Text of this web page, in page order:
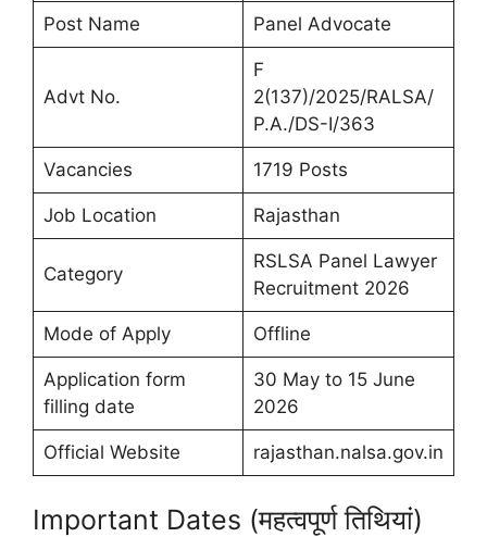
Post Name Panel Advocate
Advt No.
F
2(137)/2025/RALSA/
P.A./DS-I/363
Vacancies 1719 Posts
Job Location Rajasthan
Category
RSLSA Panel Lawyer
Recruitment 2026
Mode of Apply Offline
Application form
filling date
30 May to 15 June
2026
Official Website rajasthan.nalsa.gov.in
Important Dates (महत्वपूर्ण तिथियां)